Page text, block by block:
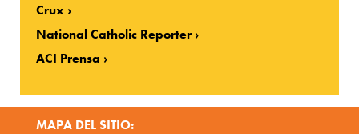
Crux
National Catholic Reporter
ACI Prensa
MAPA DEL SITIO: